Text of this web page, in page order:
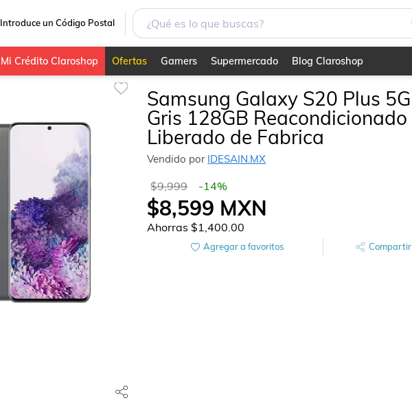
Introduce un Código Postal
Mi Crédito Claroshop Ofertas Gamers Supermercado Blog Claroshop
Samsung Galaxy S20 Plus 5G
Gris 128GB Reacondicionado
Liberado de Fabrica
Vendido por IDESAIN.MX
$9,999 -14%
$8,599 MXN
Ahorras$1,400.00
Agregar a favoritos Compartir